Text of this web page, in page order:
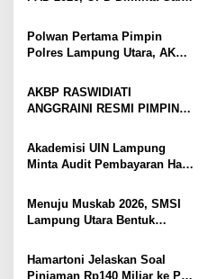
p
o
s
hingga Optimalkan PBB-P2
Polwan Pertama Pimpin
Polres Lampung Utara, AKBP
Pedang Pora
AKBP RASWIDIATI
ANGGRAINI RESMI PIMPIN
BAWA KOMITMEN PERKUAT
KAMTIBMAS DAN
PELAYANAN PRESISI
Akademisi UIN Lampung
Minta Audit Pembayaran Hak
Kepastian Hukum Tak Boleh
Berlarut
Menuju Muskab 2026, SMSI
Lampung Utara Bentuk
Kepengurusan
Hamartoni Jelaskan Soal
Pinjaman Rp140 Miliar ke PT